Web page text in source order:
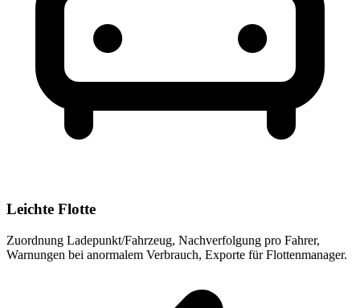
Leichte Flotte
Zuordnung Ladepunkt/Fahrzeug, Nachverfolgung pro Fahrer,
Warnungen bei anormalem Verbrauch, Exporte für Flottenmanager.